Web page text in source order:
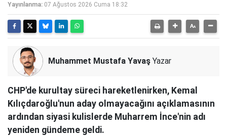
Yayınlanma: 07 Ağustos 2026 Cuma 18:32
Muhammet Mustafa Yavaş Yazar
CHP'de kurultay süreci hareketlenirken, Kemal
Kılıçdaroğlu'nun aday olmayacağını açıklamasının
ardından siyasi kulislerde Muharrem İnce'nin adı
yeniden gündeme geldi.